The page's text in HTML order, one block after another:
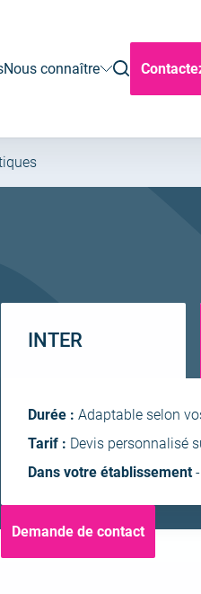
Nous connaître
ouvrir
INTER
IntraDurée :Adaptable selon
Tarif : Devis personnalisé
Dans votre établissement-
Demande de contact